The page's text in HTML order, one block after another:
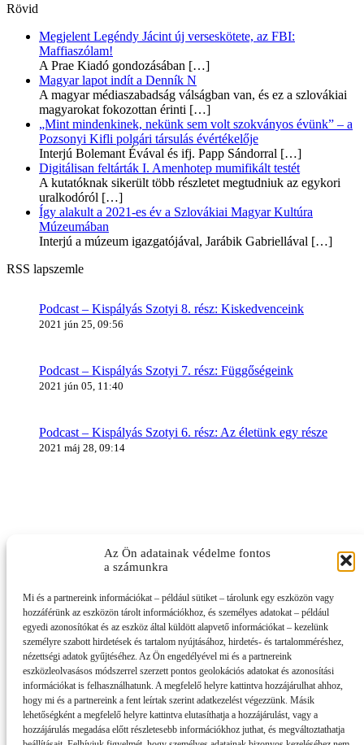
Az Ön adatainak védelme fontos
a számunkra
Mi és a partnereink információkat – például sütiket – tárolunk egy eszközön vagy
hozzáférünk az eszközön tárolt információkhoz, és személyes adatokat – például
egyedi azonosítókat és az eszköz által küldött alapvető információkat – kezelünk
személyre szabott hirdetések és tartalom nyújtásához, hirdetés- és tartalomméréshez,
nézettségi adatok gyűjtéséhez. Az Ön engedélyével mi és a partnereink
eszközleolvasásos módszerrel szerzett pontos geolokációs adatokat és azonosítási
információkat is felhasználhatunk. A megfelelő helyre kattintva hozzájárulhat ahhoz,
hogy mi és a partnereink a fent leírtak szerint adatkezelést végezzünk. Másik
lehetőségként a megfelelő helyre kattintva elutasíthatja a hozzájárulást, vagy a
hozzájárulás megadása előtt részletesebb információkhoz juthat, és megváltoztathatja
Rövid
Megjelent Legéndy Jácint új verseskötete, az FBI:
Maffiaszólam!
A Prae Kiadó gondozásában […]
Magyar lapot indít a Denník N
A magyar médiaszabadság válságban van, és ez a szlovákiai
magyarokat fokozottan érinti […]
„Mint mindenkinek, nekünk sem volt szokványos évünk” – a
Pozsonyi Kifli polgári társulás évértékelője
Interjú Bolemant Évával és ifj. Papp Sándorral […]
Digitálisan feltárták I. Amenhotep mumifikált testét
A kutatóknak sikerült több részletet megtudniuk az egykori
uralkodóról […]
Így alakult a 2021-es év a Szlovákiai Magyar Kultúra
Múzeumában
Interjú a múzeum igazgatójával, Jarábik Gabriellával […]
RSS lapszemle
Podcast – Kispályás Szotyi 8. rész: Kiskedvenceink
2021 jún 25, 09:56
Podcast – Kispályás Szotyi 7. rész: Függőségeink
2021 jún 05, 11:40
Podcast – Kispályás Szotyi 6. rész: Az életünk egy része
2021 máj 28, 09:14